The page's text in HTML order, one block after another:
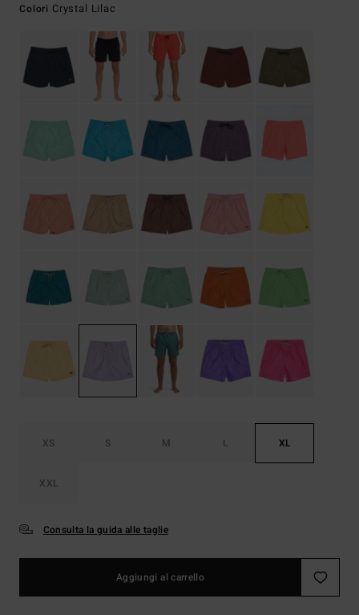
Colori Crystal Lilac
XS S M L XL
XXL
Consulta la guida alle taglie
Aggiungi al carrello